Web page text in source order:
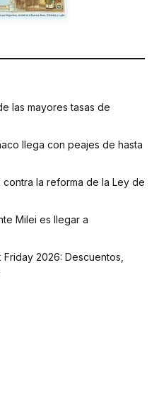
las mayores tasas de
llega con peajes de hasta
contra la reforma de la Ley de
Milei es llegar a
2026: Descuentos,